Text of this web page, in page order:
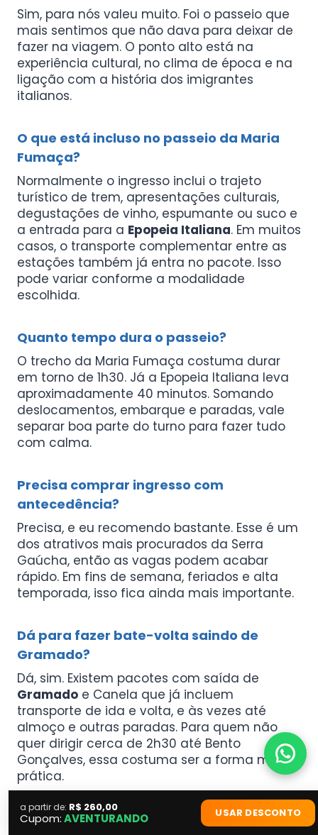
Sim, para nós valeu muito. Foi o passeio que
mais sentimos que não dava para deixar de
fazer na viagem. O ponto alto está na
experiência cultural, no clima de época e na
ligação com a história dos imigrantes
italianos.
O que está incluso no passeio da Maria
Fumaça?
Normalmente o ingresso inclui o trajeto
turístico de trem, apresentações culturais,
degustações de vinho, espumante ou suco e
a entrada para a Epopeia Italiana. Em muitos
casos, o transporte complementar entre as
estações também já entra no pacote. Isso
pode variar conforme a modalidade
escolhida.
Quanto tempo dura o passeio?
O trecho da Maria Fumaça costuma durar
em torno de 1h30. Já a Epopeia Italiana leva
aproximadamente 40 minutos. Somando
deslocamentos, embarque e paradas, vale
separar boa parte do turno para fazer tudo
com calma.
Precisa comprar ingresso com
antecedência?
Precisa, e eu recomendo bastante. Esse é um
dos atrativos mais procurados da Serra
Gaúcha, então as vagas podem acabar
rápido. Em fins de semana, feriados e alta
temporada, isso fica ainda mais importante.
Dá para fazer bate-volta saindo de
Gramado?
Dá, sim. Existem pacotes com saída de
Gramado e Canela que já incluem
transporte de ida e volta, e às vezes até
almoço e outras paradas. Para quem não
quer dirigir cerca de 2h30 até Bento
Gonçalves, essa costuma ser a forma mais
prática.
A Maria Fumaça é mais histórica ou mais
a partir de: R$ 260,00
Cupom:AVENTURANDO USAR DESCONTO